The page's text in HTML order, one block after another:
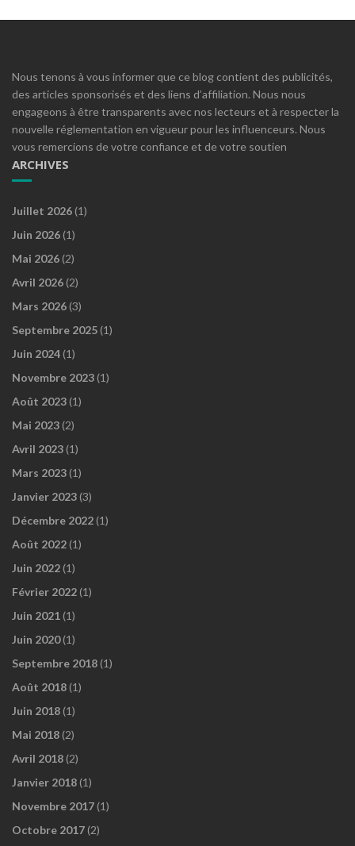
Nous tenons à vous informer que ce blog contient des publicités,
des articles sponsorisés et des liens d’affiliation. Nous nous
engageons à être transparents avec nos lecteurs et à respecter la
nouvelle réglementation en vigueur pour les influenceurs. Nous
vous remercions de votre confiance et de votre soutien
ARCHIVES
Juillet 2026 (1)
Juin 2026 (1)
Mai 2026 (2)
Avril 2026 (2)
Mars 2026 (3)
Septembre 2025 (1)
Juin 2024 (1)
Novembre 2023 (1)
Août 2023 (1)
Mai 2023 (2)
Avril 2023 (1)
Mars 2023 (1)
Janvier 2023 (3)
Décembre 2022 (1)
Août 2022 (1)
Juin 2022 (1)
Février 2022 (1)
Juin 2021 (1)
Juin 2020(1)
Septembre 2018 (1)
Août 2018 (1)
Juin 2018 (1)
Mai 2018 (2)
Avril 2018 (2)
Janvier 2018 (1)
Novembre 2017 (1)
Octobre 2017 (2)